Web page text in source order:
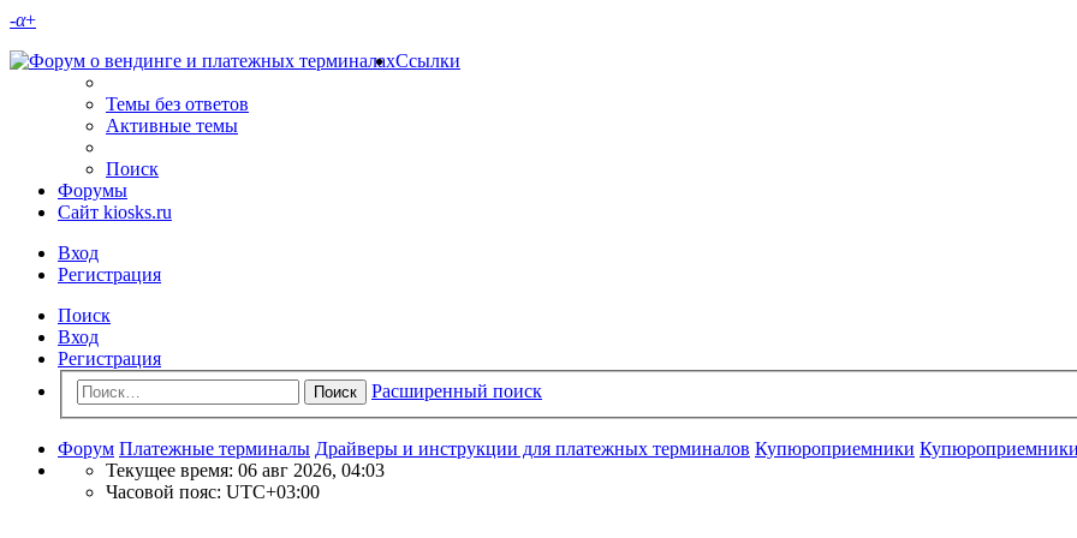
-α+
Ссылки
Темы без ответов
Активные темы
Поиск
Форумы
Сайт kiosks.ru
Вход
Регистрация
Поиск
Вход
Регистрация
Поиск Расширенный поиск
Форум Платежные терминалы Драйверы и инструкции для платежных терминалов Купюроприемники
Текущее время: 06 авг 2026, 04:03
Часовой пояс: UTC+03:00